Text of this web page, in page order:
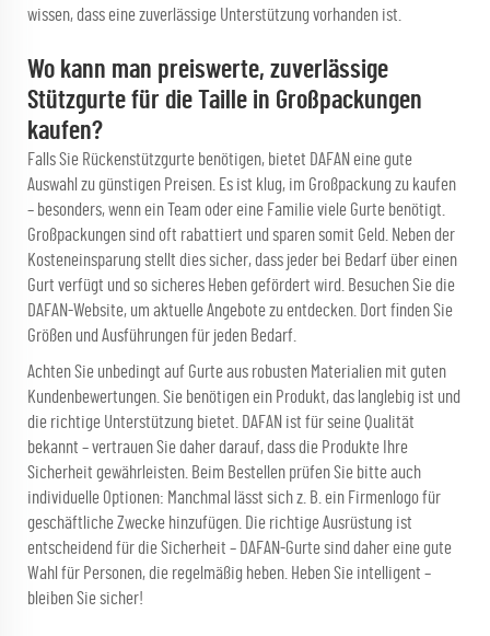
wissen, dass eine zuverlässige Unterstützung vorhanden ist.
Wo kann man preiswerte, zuverlässige
Stützgurte für die Taille in Großpackungen
kaufen?
Falls Sie Rückenstützgurte benötigen, bietet DAFAN eine gute
Auswahl zu günstigen Preisen. Es ist klug, im Großpackung zu kaufen
– besonders, wenn ein Team oder eine Familie viele Gurte benötigt.
Großpackungen sind oft rabattiert und sparen somit Geld. Neben der
Kosteneinsparung stellt dies sicher, dass jeder bei Bedarf über einen
Gurt verfügt und so sicheres Heben gefördert wird. Besuchen Sie die
DAFAN-Website, um aktuelle Angebote zu entdecken. Dort finden Sie
Größen und Ausführungen für jeden Bedarf.
Achten Sie unbedingt auf Gurte aus robusten Materialien mit guten
Kundenbewertungen. Sie benötigen ein Produkt, das langlebig ist und
die richtige Unterstützung bietet. DAFAN ist für seine Qualität
bekannt – vertrauen Sie daher darauf, dass die Produkte Ihre
Sicherheit gewährleisten. Beim Bestellen prüfen Sie bitte auch
individuelle Optionen: Manchmal lässt sich z. B. ein Firmenlogo für
geschäftliche Zwecke hinzufügen. Die richtige Ausrüstung ist
entscheidend für die Sicherheit – DAFAN-Gurte sind daher eine gute
Wahl für Personen, die regelmäßig heben. Heben Sie intelligent –
bleiben Sie sicher!